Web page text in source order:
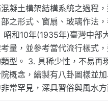
凝土構架結構系統之過程
之形式、窗扇、玻璃作法
昭和10年(1935年)臺灣中
量，並參考當代流行樣式
型。 3. 具稀少性，不易
概念，繪製有八卦圖樣並
常罕見，深具習俗與風水方